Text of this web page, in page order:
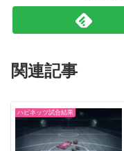
関連記事
ハピネッツ試合結果